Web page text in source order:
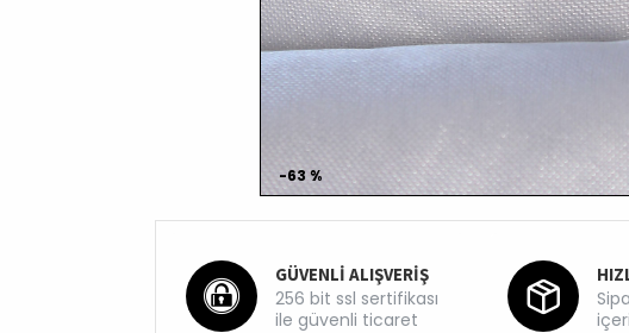
-63 %
GÜVENLİ ALIŞVERİŞ
256 bit ssl sertifikası
ile güvenli ticaret